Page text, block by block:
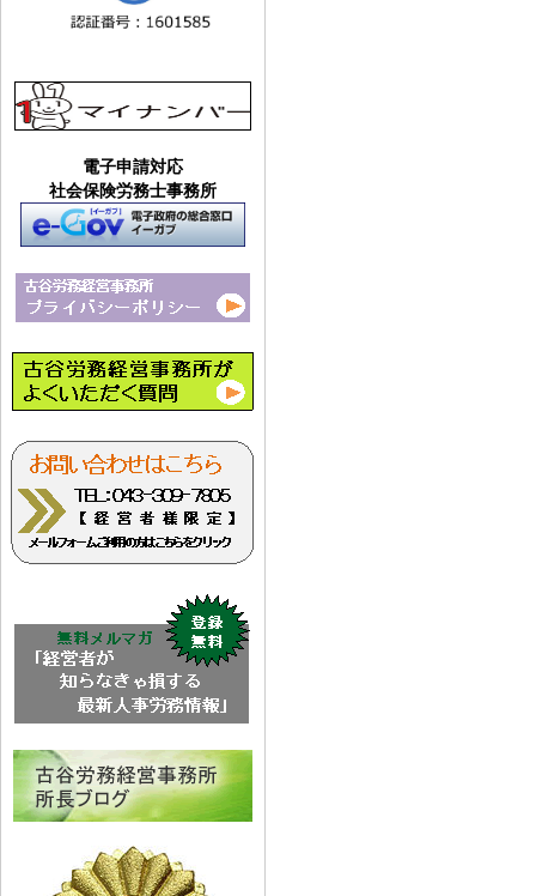
電子申請対応
社会保険労務士事務所